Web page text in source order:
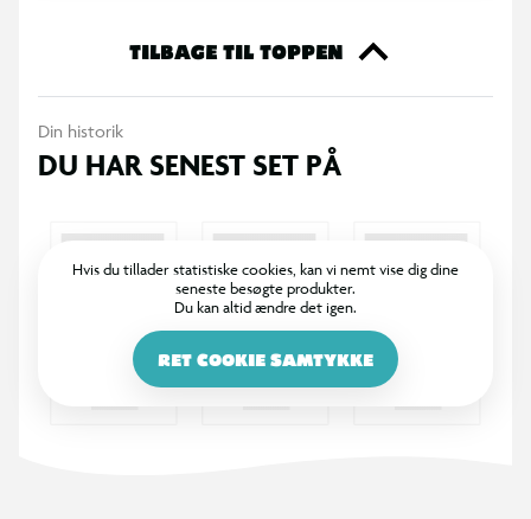
- 1 x 20 cm Stranger Things-plysdyr
TILBAGE TIL TOPPEN
Din historik
DU HAR SENEST SET PÅ
Hvis du tillader statistiske cookies, kan vi nemt vise dig dine
seneste besøgte produkter.
Du kan altid ændre det igen.
RET COOKIE SAMTYKKE